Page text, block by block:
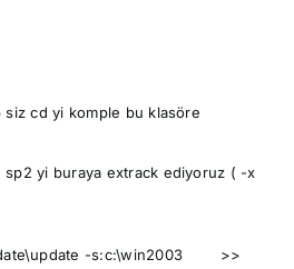
yi komple bu klasöre
yi buraya extrack ediyoruz ( -x
-s:c:\win2003 >>